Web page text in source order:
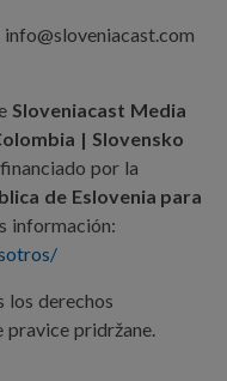
Sloveniacast Media
| Slovensko
por la
de Eslovenia para
información:
los derechos
pravice pridržane.